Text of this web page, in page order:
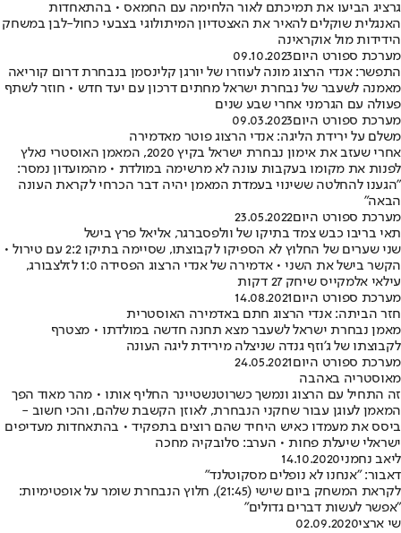
גרציג הביעו את תמיכתם לאור הלחימה עם החמאס • בהתאחדות
האנגלית שוקלים להאיר את האצטדיון המיתולוגי בצבעי כחול-לבן במשחק
הידידות מול אוקראינה
מערכת ספורט היום09.10.2023
התפשר: אנדי הרצוג מונה לעוזרו של יורגן קלינסמן בנבחרת דרום קוריאה
מאמנה לשעבר של נבחרת ישראל מחתים דרכון עם יעד חדש • חוזר לשתף
פעולה עם הגרמני אחרי שבע שנים
מערכת ספורט היום09.03.2023
משלם על ירידת הליגה: אנדי הרצוג פוטר מאדמירה
אחרי שעזב את אימון נבחרת ישראל בקיץ 2020, המאמן האוסטרי נאלץ
לפנות את מקומו בעקבות עונה לא מרשימה במולדת • מהמועדון נמסר:
"הגענו להחלטה ששינוי בעמדת המאמן יהיה דבר הכרחי לקראת העונה
הבאה"
מערכת ספורט היום23.05.2022
תאי בריבו כבש צמד בתיקו של וולפסברגר, אליאל פרץ בישל
שני שערים של החלוץ לא הספיקו לקבוצתו, שסיימה בתיקו 2:2 עם טירול •
הקשר בישל את השני • אדמירה של אנדי הרצוג הפסידה 1:0 לזלצבורג,
עילאי אלמקייס שיחק 27 דקות
מערכת ספורט היום14.08.2021
חזר הביתה: אנדי הרצוג חתם באדמירה האוסטרית
מאמן נבחרת ישראל לשעבר מצא תחנה חדשה במולדתו • מצטרף
לקבוצתו של ג'וזף גנדה שניצלה מירידת ליגה העונה
מערכת ספורט היום24.05.2021
מאוסטריה באהבה
זה התחיל עם הרצוג ונמשך כשרוטנשטיינר החליף אותו • מהר מאוד הפך
המאמן לעוגן עבור שחקני הנבחרת, לאוזן הקשבת שלהם, והכי חשוב -
ביסס את מעמדו כאיש היחיד שהם רוצים בתפקיד • בהתאחדות מעדיפים
ישראלי שיעלת פחות • הערב: סלובקיה מחכה
ליאב נחמני14.10.2020
דאבור: "אנחנו לא נופלים מסקוטלנד"
לקראת המשחק ביום שישי (21:45), חלוץ הנבחרת שומר על אופטימיות:
"אפשר לעשות דברים גדולים"
שי ארצי02.09.2020